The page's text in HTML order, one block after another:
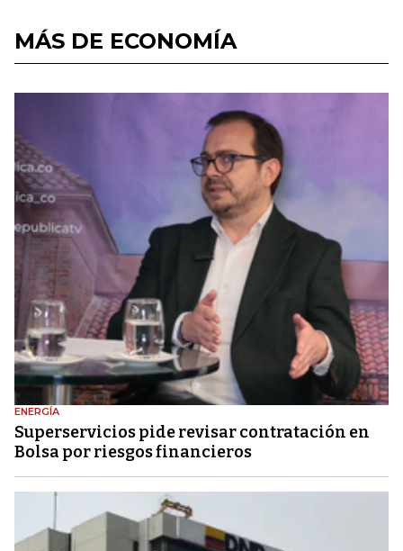
MÁS DE ECONOMÍA
ENERGÍA
Superservicios pide revisar contratación en
Bolsa por riesgos financieros